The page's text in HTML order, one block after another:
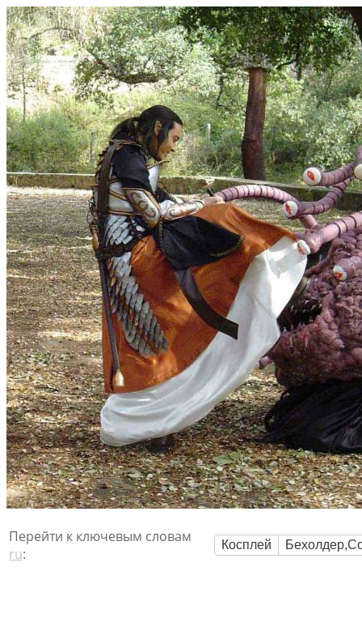
Перейти к ключевым словам
ru:
Косплей